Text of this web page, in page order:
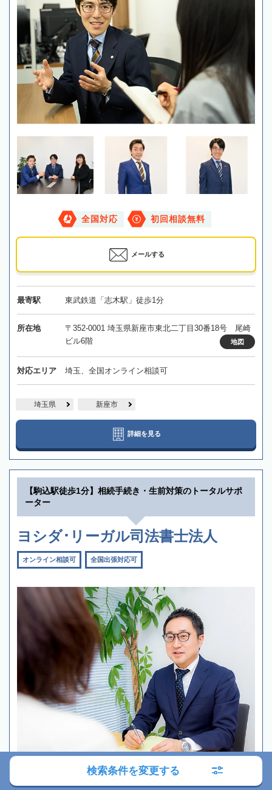
全国対応 初回相談無料
メールする
最寄駅 東武鉄道「志木駅」徒歩1分
所在地
〒352-0001 埼玉県新座市東北二丁目30番18号 尾崎
ビル6階
地図
対応エリア 埼玉、全国オンライン相談可
埼玉県 新座市
詳細を見る
【駒込駅徒歩1分】相続手続き・生前対策のトータルサポ
ーター
ヨシダ･リーガル司法書士法人
オンライン相談可 全国出張対応可
検索条件を変更する